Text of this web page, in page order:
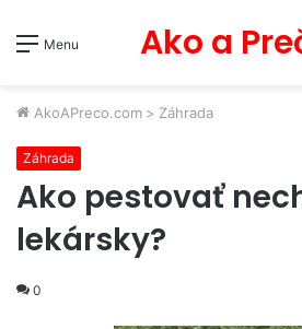
Menu Ako a
AkoAPreco.com > Záhrada
Záhrada
Ako pestovať
lekársky?
0